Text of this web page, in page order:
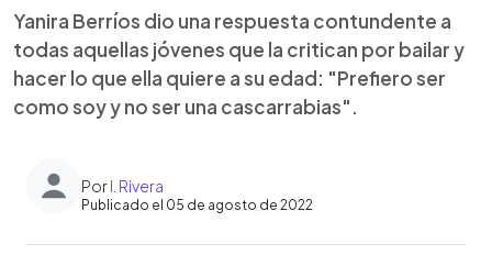
Yanira Berríos dio una respuesta contundente a
todas aquellas jóvenes que la critican por bailar y
hacer lo que ella quiere a su edad: "Prefiero ser
como soy y no ser una cascarrabias".
PorI. Rivera
Publicado el 05 de agosto de 2022